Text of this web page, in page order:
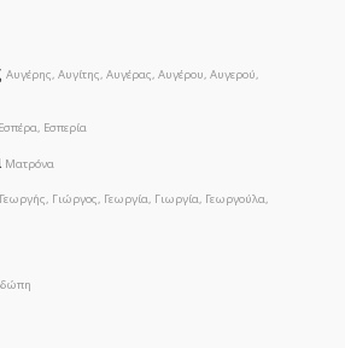
Αυγέρης, Αυγίτης, Αυγέρας, Αυγέρου, Αυγερού,
Εσπέρα, Εσπερία
Ματρόνα
Γεωργής, Γιώργος, Γεωργία, Γιωργία, Γεωργούλα,